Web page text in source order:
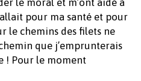
pour ma santé et pour
le chemins des filets ne
que j’emprunterais
! Pour le moment